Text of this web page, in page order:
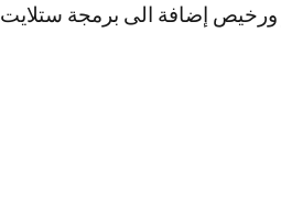
إضافة الى برمجة ستلايت